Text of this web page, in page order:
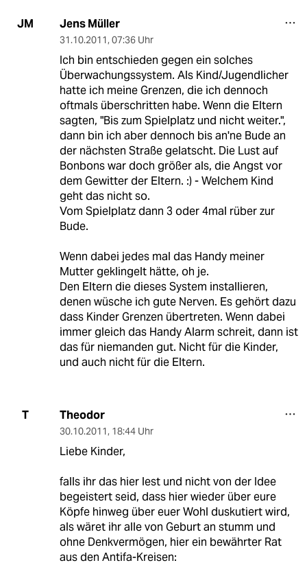
JM Jens Müller
31.10.2011, 07:36 Uhr
Ich bin entschieden gegen ein solches
Überwachungssystem. Als Kind/Jugendlicher
hatte ich meine Grenzen, die ich dennoch
oftmals überschritten habe. Wenn die Eltern
sagten, "Bis zum Spielplatz und nicht weiter.",
dann bin ich aber dennoch bis an'ne Bude an
der nächsten Straße gelatscht. Die Lust auf
Bonbons war doch größer als, die Angst vor
dem Gewitter der Eltern. :) - Welchem Kind
geht das nicht so.
Vom Spielplatz dann 3 oder 4mal rüber zur
Bude.
Wenn dabei jedes mal das Handy meiner
Mutter geklingelt hätte, oh je.
Den Eltern die dieses System installieren,
denen wüsche ich gute Nerven. Es gehört dazu
dass Kinder Grenzen übertreten. Wenn dabei
immer gleich das Handy Alarm schreit, dann ist
das für niemanden gut. Nicht für die Kinder,
und auch nicht für die Eltern.
T Theodor
30.10.2011, 18:44 Uhr
Liebe Kinder,
falls ihr das hier lest und nicht von der Idee
begeistert seid, dass hier wieder über eure
Köpfe hinweg über euer Wohl duskutiert wird,
als wäret ihr alle von Geburt an stumm und
ohne Denkvermögen, hier ein bewährter Rat
aus den Antifa-Kreisen: